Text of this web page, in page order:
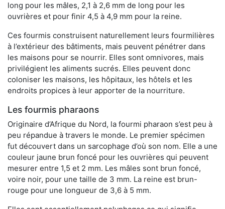
long pour les mâles, 2,1 à 2,6 mm de long pour les
ouvrières et pour finir 4,5 à 4,9 mm pour la reine.
Ces fourmis construisent naturellement leurs fourmilières
à l’extérieur des bâtiments, mais peuvent pénétrer dans
les maisons pour se nourrir. Elles sont omnivores, mais
privilégient les aliments sucrés. Elles peuvent donc
coloniser les maisons, les hôpitaux, les hôtels et les
endroits propices à leur apporter de la nourriture.
Les fourmis pharaons
Originaire d’Afrique du Nord, la fourmi pharaon s’est peu à
peu répandue à travers le monde. Le premier spécimen
fut découvert dans un sarcophage d’où son nom. Elle a une
couleur jaune brun foncé pour les ouvrières qui peuvent
mesurer entre 1,5 et 2 mm. Les mâles sont brun foncé,
voire noir, pour une taille de 3 mm. La reine est brun-
rouge pour une longueur de 3,6 à 5 mm.